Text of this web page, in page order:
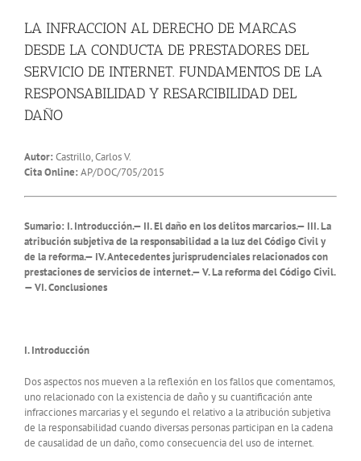
LA INFRACCION AL DERECHO DE MARCAS
DESDE LA CONDUCTA DE PRESTADORES DEL
SERVICIO DE INTERNET. FUNDAMENTOS DE LA
RESPONSABILIDAD Y RESARCIBILIDAD DEL
DAÑO
Autor: Castrillo, Carlos V.
Cita Online: AP/DOC/705/2015
Sumario: I. Introducción.— II. El daño en los delitos marcarios.— III. La
atribución subjetiva de la responsabilidad a la luz del Código Civil y
de la reforma.— IV. Antecedentes jurisprudenciales relacionados con
prestaciones de servicios de internet.— V. La reforma del Código Civil.
— VI. Conclusiones
I. Introducción
Dos aspectos nos mueven a la reflexión en los fallos que comentamos,
uno relacionado con la existencia de daño y su cuantificación ante
infracciones marcarias y el segundo el relativo a la atribución subjetiva
de la responsabilidad cuando diversas personas participan en la cadena
de causalidad de un daño, como consecuencia del uso de internet.